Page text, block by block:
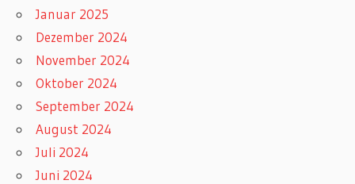
Januar 2025
Dezember 2024
November 2024
Oktober 2024
September 2024
August 2024
Juli 2024
Juni 2024